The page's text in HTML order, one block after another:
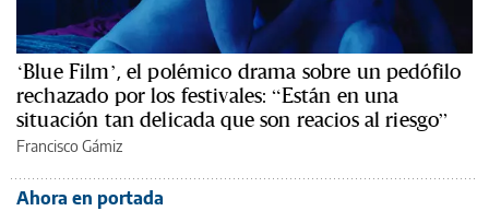
‘Blue Film’, el polémico drama sobre un pedófilo
rechazado por los festivales: “Están en una
situación tan delicada que son reacios al riesgo”
Francisco Gámiz
Ahora en portada